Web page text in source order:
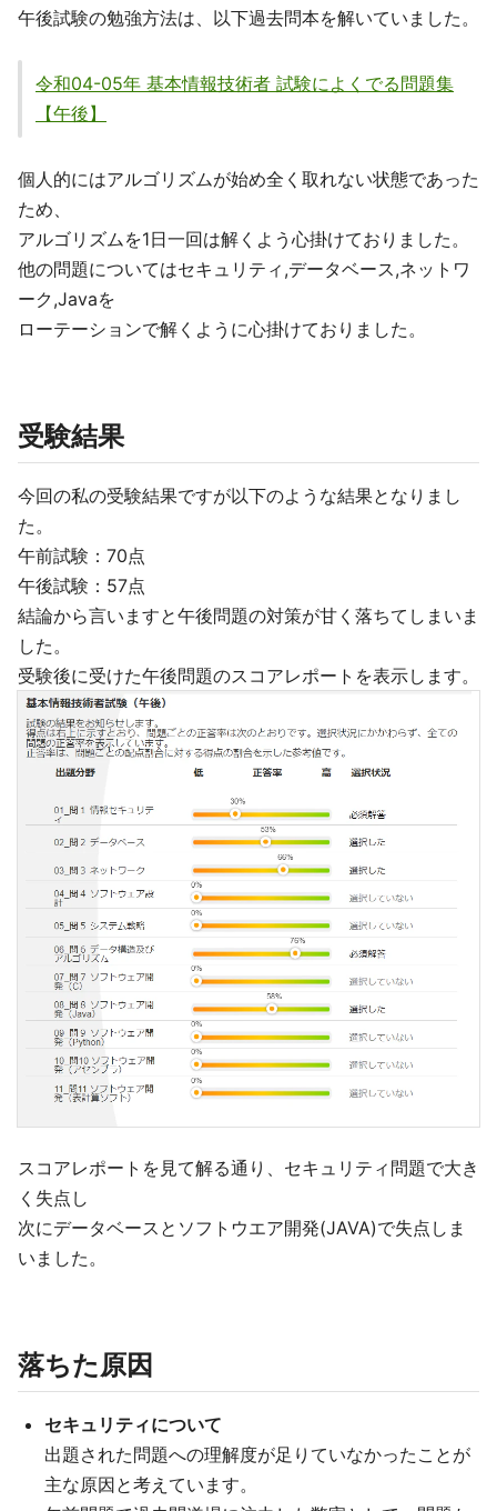
午後試験の勉強方法は、以下過去問本を解いていました。
令和04-05年 基本情報技術者 試験によくでる問題集
【午後】
個人的にはアルゴリズムが始め全く取れない状態であった
ため、
アルゴリズムを1日一回は解くよう心掛けておりました。
他の問題についてはセキュリティ,データベース,ネットワ
ーク,Javaを
ローテーションで解くように心掛けておりました。
受験結果
今回の私の受験結果ですが以下のような結果となりまし
た。
午前試験：70点
午後試験：57点
結論から言いますと午後問題の対策が甘く落ちてしまいま
した。
受験後に受けた午後問題のスコアレポートを表示します。
スコアレポートを見て解る通り、セキュリティ問題で大き
く失点し
次にデータベースとソフトウエア開発(JAVA)で失点しま
いました。
落ちた原因
セキュリティについて
出題された問題への理解度が足りていなかったことが
主な原因と考えています。